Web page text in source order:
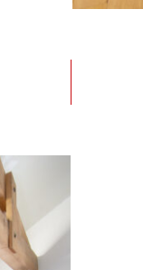
INSCRIVEZ-VOUS